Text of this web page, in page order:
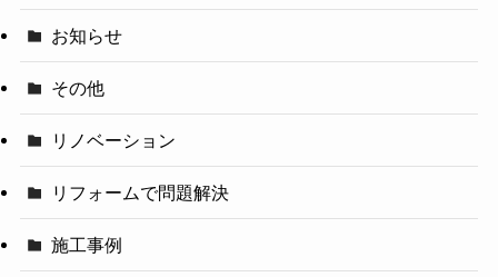
お知らせ
その他
リノベーション
リフォームで問題解決
施工事例